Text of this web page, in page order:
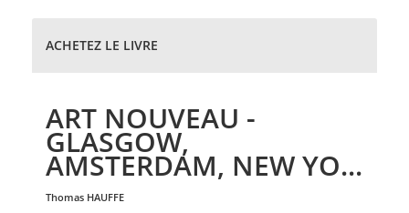
ACHETEZ LE LIVRE
ART NOUVEAU -
GLASGOW,
AMSTERDAM, NEW YO...
thomas HAUFFE